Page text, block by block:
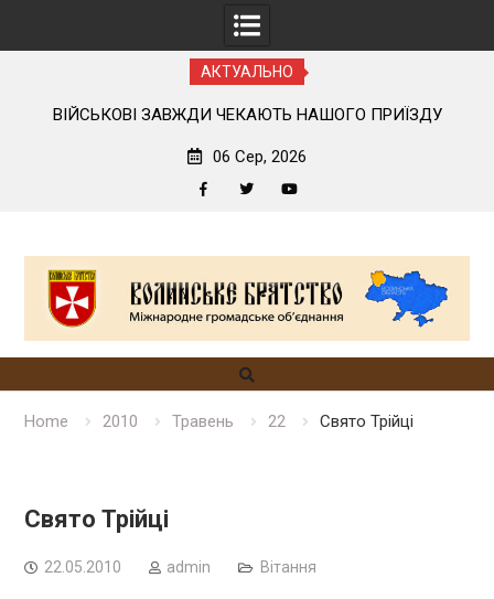
АКТУАЛЬНО
ВІЙСЬКОВІ ЗАВЖДИ ЧЕКАЮТЬ НАШОГО ПРИЇЗДУ
06 Сер, 2026
content
Home 2010 Травень 22 Свято Трійці
Свято Трійці
22.05.2010 admin Вітання